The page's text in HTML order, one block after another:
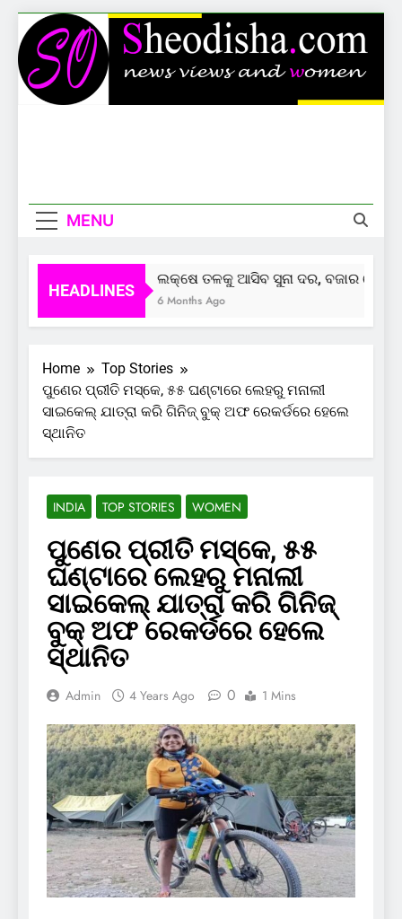
Skip
to
content
MENU
HEADLINES
ଲକ୍ଷେ ତଳକୁ ଆସିବ ସୁନା ଦର, ବଜାର ଦେଲାଣି
6 Months Ago
Home
Top Stories
ପୁଣେର ପ୍ରୀତି ମସ୍କେ, ୫୫ ଘଣ୍ଟାରେ ଲେହରୁ ମନାଲୀ
ସାଇକେଲ୍ ଯାତ୍ରା କରି ଗିନିଜ୍ ବୁକ୍ ଅଫ ରେକର୍ଡରେ ହେଲେ
ସ୍ଥାନିତ
INDIA TOP STORIES WOMEN
ପୁଣେର ପ୍ରୀତି ମସ୍କେ, ୫୫
ଘଣ୍ଟାରେ ଲେହରୁ ମନାଲୀ
ସାଇକେଲ୍ ଯାତ୍ରା କରି ଗିନିଜ୍
ବୁକ୍ ଅଫ ରେକର୍ଡରେ ହେଲେ
ସ୍ଥାନିତ
Admin 4 Years Ago 0 1 Mins